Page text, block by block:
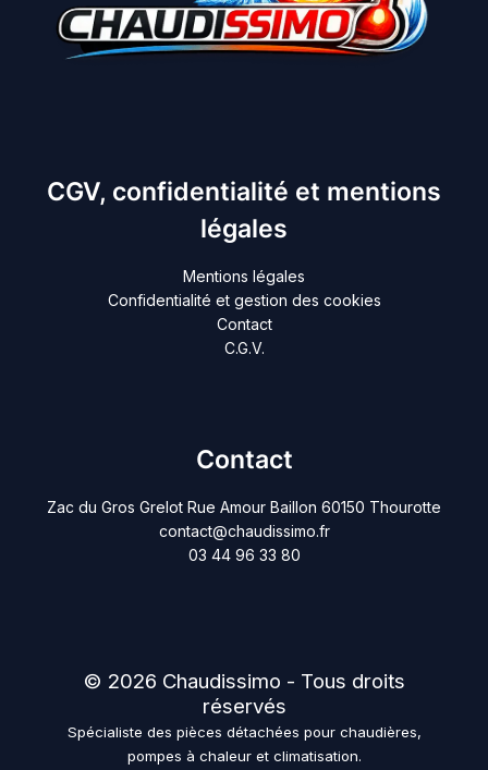
CGV, confidentialité et mentions
légales
Mentions légales
Confidentialité et gestion des cookies
Contact
C.G.V.
Contact
Zac du Gros Grelot Rue Amour Baillon 60150 Thourotte
contact@chaudissimo.fr
03 44 96 33 80
© 2026 Chaudissimo - Tous droits
réservés
Spécialiste des pièces détachées pour chaudières,
pompes à chaleur et climatisation.